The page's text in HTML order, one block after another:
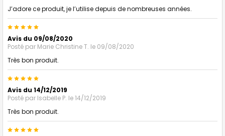
J’adore ce produit, je l’utilise depuis de nombreuses années.
5
Avis du 09/08/2020
Posté par Marie Christine T. le 09/08/2020
Très bon produit.
5
Avis du 14/12/2019
Posté par Isabelle P. le 14/12/2019
Très bon produit.
5